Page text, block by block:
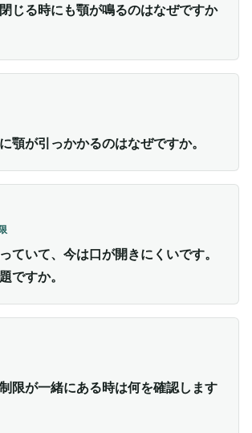
じる時にも顎が鳴るのはなぜですか
顎が引っかかるのはなぜですか。
ていて、今は口が開きにくいです。
ですか。
限が一緒にある時は何を確認します